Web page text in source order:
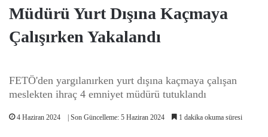
Müdürü Yurt Dışına Kaçmaya
Çalışırken Yakalandı
FETÖ'den yargılanırken yurt dışına kaçmaya çalışan
meslekten ihraç 4 emniyet müdürü tutuklandı
4 Haziran 2024 | Son Güncelleme: 5 Haziran 2024 1 dakika okuma süresi